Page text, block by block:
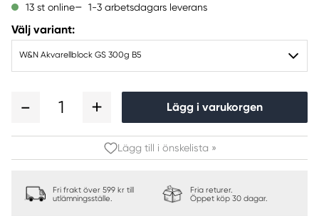
13 st online 1-3 arbetsdagars leverans
Välj variant:
W&N Akvarellblock GS 300g B5
1 Lägg i varukorgen
Lägg till i önskelista »
Fri frakt över 599 kr till
utlämningsställe.
Fria returer.
Öppet köp 30 dagar.